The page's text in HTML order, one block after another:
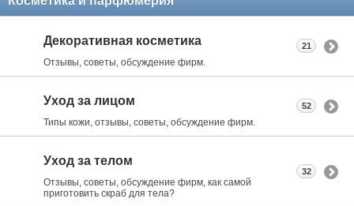
Декоративная косметика
Отзывы, советы, обсуждение фирм.
21
Уход за лицом
Типы кожи, отзывы, советы, обсуждение фирм.
52
Уход за телом
Отзывы, советы, обсуждение фирм, как самой
приготовить скраб для тела?
32